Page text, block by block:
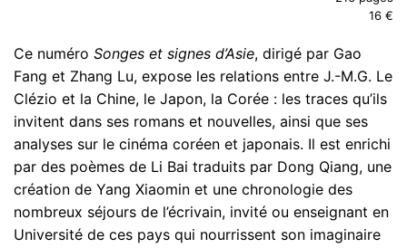
16 €
Ce numéro Songes et signes d’Asie, dirigé par Gao
Fang et Zhang Lu, expose les relations entre J.-M.G. Le
Clézio et la Chine, le Japon, la Corée : les traces qu’ils
invitent dans ses romans et nouvelles, ainsi que ses
analyses sur le cinéma coréen et japonais. Il est enrichi
par des poèmes de Li Bai traduits par Dong Qiang, une
création de Yang Xiaomin et une chronologie des
nombreux séjours de l’écrivain, invité ou enseignant en
Université de ces pays qui nourrissent son imaginaire